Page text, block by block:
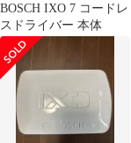
BOSCH IXO 7 コードレ
スドライバー 本体